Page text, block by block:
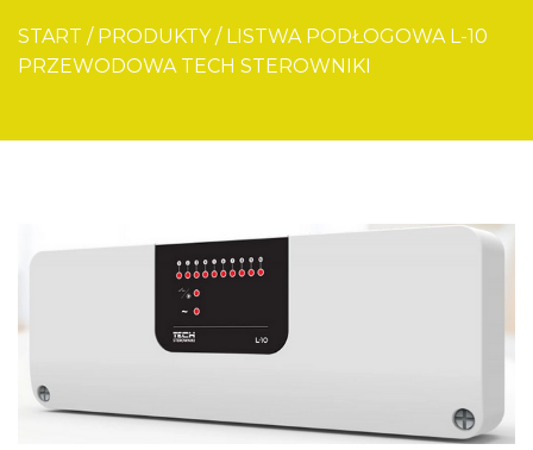
START / PRODUKTY / LISTWA PODŁOGOWA L-10
PRZEWODOWA TECH STEROWNIKI